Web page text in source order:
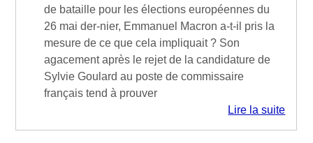
de bataille pour les élections européennes du
26 mai der-nier, Emmanuel Macron a-t-il pris la
mesure de ce que cela impliquait ? Son
agacement après le rejet de la candidature de
Sylvie Goulard au poste de commissaire
français tend à prouver
Lire la suite